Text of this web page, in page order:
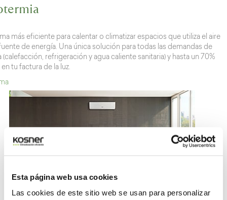
Esta página web usa cookies
Las cookies de este sitio web se usan para personalizar
más eficiente para calentar o climatizar espacios que utiliza el aire
de energía. Una única solución para todas las demandas de
(calefacción, refrigeración y agua caliente sanitaria) y hasta un 70%
tu factura de la luz.